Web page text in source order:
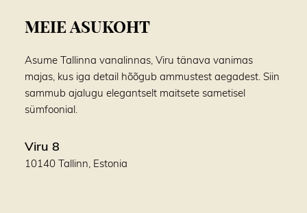
MEIE ASUKOHT
Asume Tallinna vanalinnas, Viru tänava vanimas
majas, kus iga detail hõõgub ammustest aegadest. Siin
sammub ajalugu elegantselt maitsete sametisel
sümfoonial.
Viru 8
10140 Tallinn, Estonia